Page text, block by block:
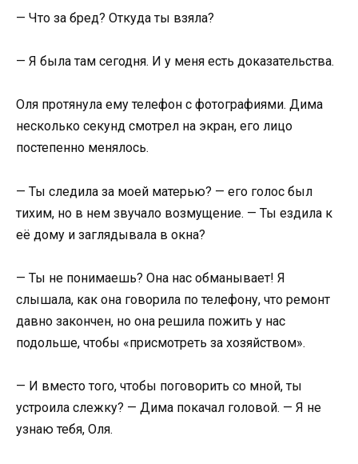
— Что за бред? Откуда ты взяла?
— Я была там сегодня. И у меня есть доказательства.
Оля протянула ему телефон с фотографиями. Дима
несколько секунд смотрел на экран, его лицо
постепенно менялось.
— Ты следила за моей матерью? — его голос был
тихим, но в нем звучало возмущение. — Ты ездила к
её дому и заглядывала в окна?
— Ты не понимаешь? Она нас обманывает! Я
слышала, как она говорила по телефону, что ремонт
давно закончен, но она решила пожить у нас
подольше, чтобы «присмотреть за хозяйством».
— И вместо того, чтобы поговорить со мной, ты
устроила слежку? — Дима покачал головой. — Я не
узнаю тебя, Оля.